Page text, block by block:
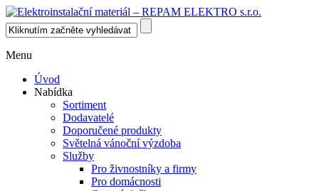
Menu
Úvod
Nabídka
Sortiment
Dodavatelé
Doporučené produkty
Světelná vánoční výzdoba
Služby
Pro živnostníky a firmy
Pro domácnosti